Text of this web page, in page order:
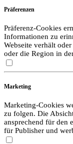
Präferenzen
Präferenz-Cookies
Informationen zu
Webseite verhält
oder die Region in
Marketing
Marketing-Cookies
zu folgen. Die
ansprechend für den
für Publisher und